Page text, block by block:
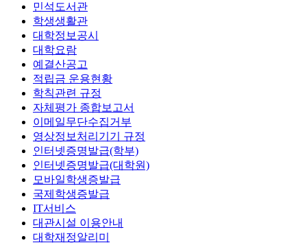
민석도서관
학생생활관
대학정보공시
대학요람
예결산공고
적립금 운용현황
학칙관련 규정
자체평가 종합보고서
이메일무단수집거부
영상정보처리기기 규정
인터넷증명발급(학부)
인터넷증명발급(대학원)
모바일학생증발급
국제학생증발급
IT서비스
대관시설 이용안내
대학재정알리미